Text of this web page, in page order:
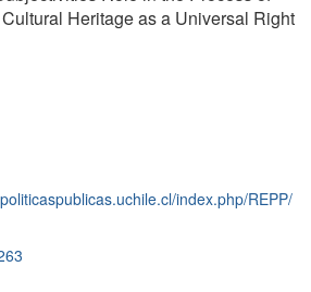
Heritage as a Universal Right
index.php/REPP/